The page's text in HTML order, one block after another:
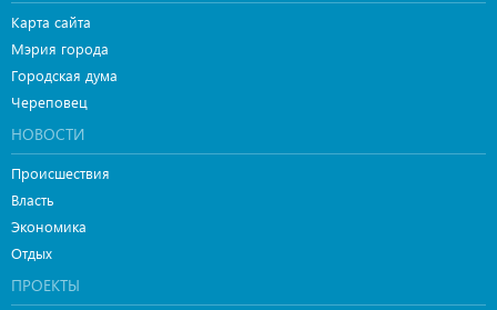
Карта сайта
Мэрия города
Городская дума
Череповец
НОВОСТИ
Происшествия
Власть
Экономика
Отдых
ПРОЕКТЫ